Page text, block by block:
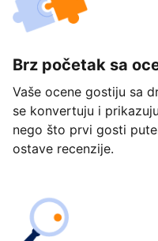
Brz početak sa
Vaše ocene gostiju sa
se konvertuju i
nego što prvi gosti
ostave recenzije.